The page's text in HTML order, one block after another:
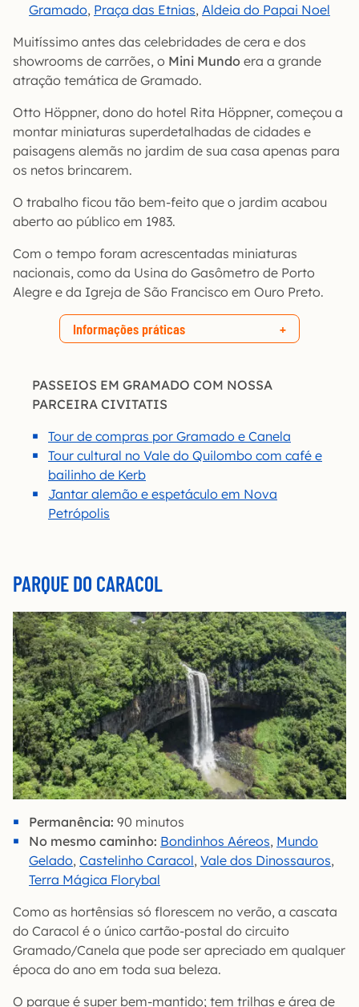
Gramado, Praça das Etnias, Aldeia do Papai Noel
Muitíssimo antes das celebridades de cera e dos
showrooms de carrões, o Mini Mundo era a grande
atração temática de Gramado.
Otto Höppner, dono do hotel Rita Höppner, começou a
montar miniaturas superdetalhadas de cidades e
paisagens alemãs no jardim de sua casa apenas para
os netos brincarem.
O trabalho ficou tão bem-feito que o jardim acabou
aberto ao público em 1983.
Com o tempo foram acrescentadas miniaturas
nacionais, como da Usina do Gasômetro de Porto
Alegre e da Igreja de São Francisco em Ouro Preto.
Informações práticas
PASSEIOS EM GRAMADO COM NOSSA
PARCEIRA CIVITATIS
Tour de compras por Gramado e Canela
Tour cultural no Vale do Quilombo com café e
bailinho de Kerb
Jantar alemão e espetáculo em Nova
Petrópolis
PARQUE DO CARACOL
Permanência: 90 minutos
No mesmo caminho: Bondinhos Aéreos, Mundo
Gelado, Castelinho Caracol, Vale dos Dinossauros,
Terra Mágica Florybal
Como as hortênsias só florescem no verão, a cascata
do Caracol é o único cartão-postal do circuito
Gramado/Canela que pode ser apreciado em qualquer
época do ano em toda sua beleza.
O parque é super bem-mantido; tem trilhas e área de